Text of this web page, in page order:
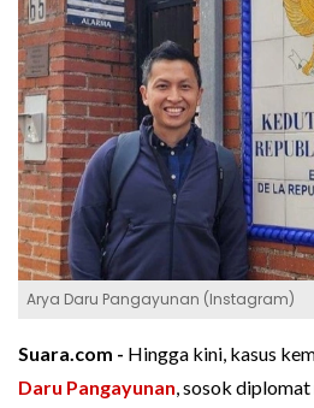
Arya Daru Pangayunan (Instagram)
Suara.com - Hingga kini, kasus
Daru Pangayunan, sosok